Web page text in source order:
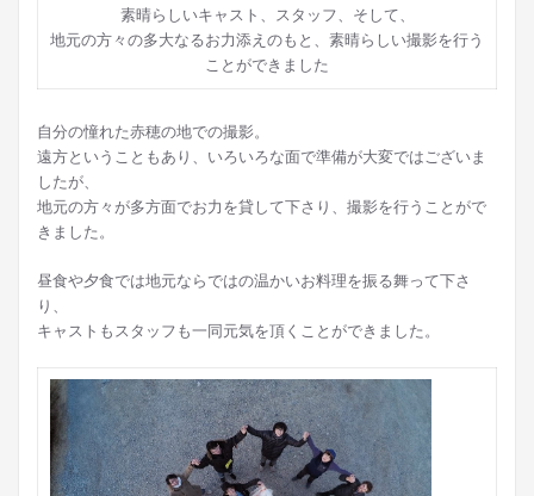
素晴らしいキャスト、スタッフ、そして、
地元の方々の多大なるお力添えのもと、素晴らしい撮影を行う
ことができました
自分の憧れた赤穂の地での撮影。
遠方ということもあり、いろいろな面で準備が大変ではございま
したが、
地元の方々が多方面でお力を貸して下さり、撮影を行うことがで
きました。
昼食や夕食では地元ならではの温かいお料理を振る舞って下さ
り、
キャストもスタッフも一同元気を頂くことができました。